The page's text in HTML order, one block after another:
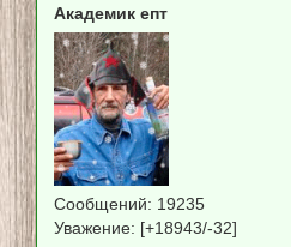
Академик епт
Сообщений: 19235
Уважение: [+18943/-32]